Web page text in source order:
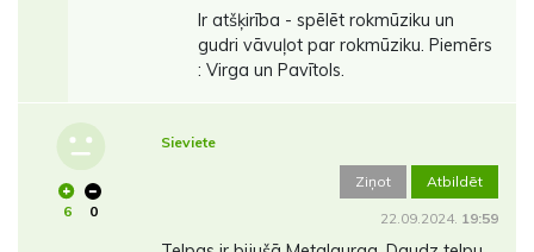
Ir atšķirība - spēlēt rokmūziku un
gudri vāvuļot par rokmūziku. Piemērs
: Virga un Pavītols.
6 0
Sieviete
Ziņot Atbildēt
22.09.2024. 19:59